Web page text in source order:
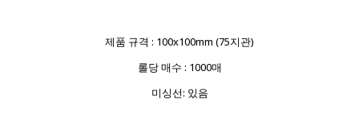
제품 규격 : 100x100mm (75지관)
롤당 매수 : 1000매
미싱선: 있음